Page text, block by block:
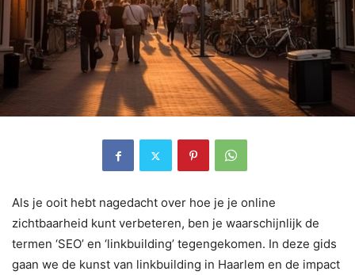
Als je ooit hebt nagedacht over hoe je je online
zichtbaarheid kunt verbeteren, ben je waarschijnlijk de
termen ‘SEO’ en ‘linkbuilding’ tegengekomen. In deze gids
gaan we de kunst van linkbuilding in Haarlem en de impact